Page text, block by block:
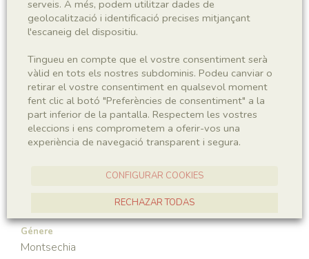
MNHN 17924
Taxonomia
Regne
Plantae
Phyllum
Spermatophyta
Subphyllum
Angiospermae
Classe
Magnoliopsida
Montsechiaceae
Génere
Montsechia
serveis. A més, podem utilitzar dades de
geolocalització i identificació precises mitjançant
l'escaneig del dispositiu.
Tingueu en compte que el vostre consentiment serà
vàlid en tots els nostres subdominis. Podeu canviar o
retirar el vostre consentiment en qualsevol moment
fent clic al botó "Preferències de consentiment" a la
part inferior de la pantalla. Respectem les vostres
eleccions i ens comprometem a oferir-vos una
experiència de navegació transparent i segura.
CONFIGURAR COOKIES
RECHAZAR TODAS
ACCEPTAR TOTES